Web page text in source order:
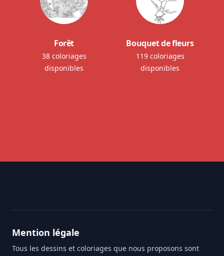
Forêt
38 coloriages
disponibles
Bouquet de fleurs
119 coloriages
disponibles
Mention légale
Tous les dessins et coloriages que nous proposons sont